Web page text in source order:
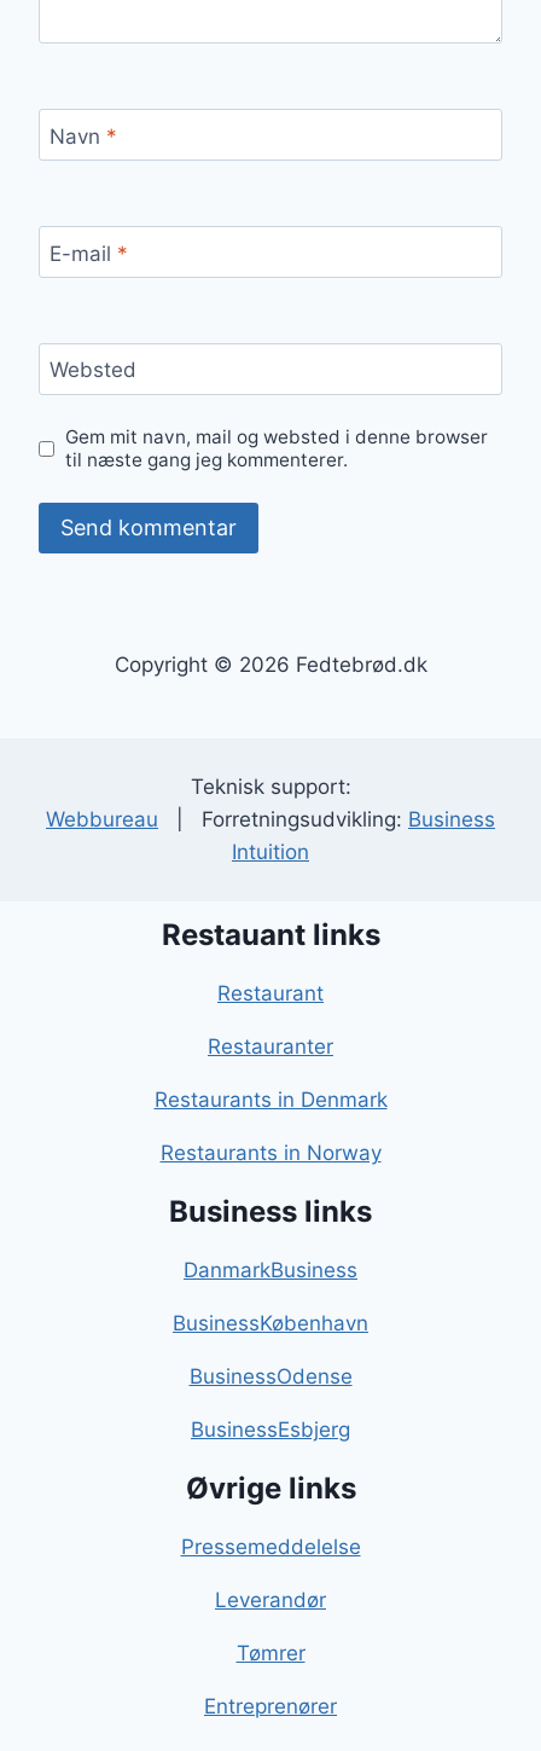
Navn *
E-mail *
Websted
Gem mit navn, mail og websted i denne browser
til næste gang jeg kommenterer.
Copyright © 2026 Fedtebrød.dk
Teknisk support:
Webbureau | Forretningsudvikling: Business
Intuition
Restauant links
Restaurant
Restauranter
Restaurants in Denmark
Restaurants in Norway
Business links
DanmarkBusiness
BusinessKøbenhavn
BusinessOdense
BusinessEsbjerg
Øvrige links
Pressemeddelelse
Leverandør
Tømrer
Entreprenører